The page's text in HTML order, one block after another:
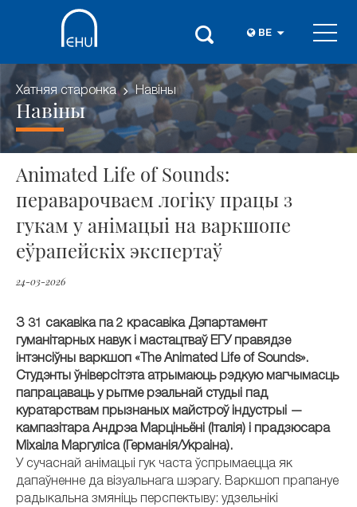
BE
Хатняя старонка Навіны
Навіны
Animated Life of Sounds:
пераварочваем логіку працы з
гукам у анімацыі на варкшопе
еўрапейскіх экспертаў
24-03-2026
З 31 сакавіка па 2 красавіка Дэпартамент
гуманітарных навук і мастацтваў ЕГУ правядзе
інтэнсіўны варкшоп «The Animated Life of Sounds».
Студэнты ўніверсітэта атрымаюць рэдкую магчымасць
папрацаваць у рытме рэальнай студыі пад
куратарствам прызнаных майстроў індустрыі —
кампазітара Андрэа Марціньёні (Італія) і прадзюсара
Міхаіла Маргуліса (Германія/Украіна).
У сучаснай анімацыі гук часта ўспрымаецца як
дапаўненне да візуальнага шэрагу. Варкшоп прапануе
радыкальна змяніць перспектыву: удзельнікі